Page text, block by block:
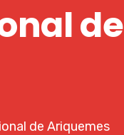
de
de Ariquemes